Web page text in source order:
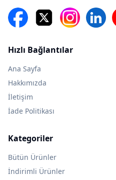
Hızlı Bağlantılar
Ana Sayfa
Hakkımızda
İletişim
İade Politikası
Kategoriler
Bütün Ürünler
İndirimli Ürünler